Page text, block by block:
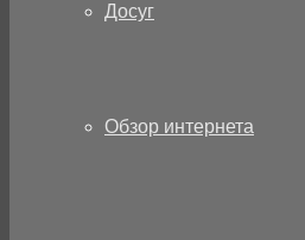
Досуг
Обзор интернета